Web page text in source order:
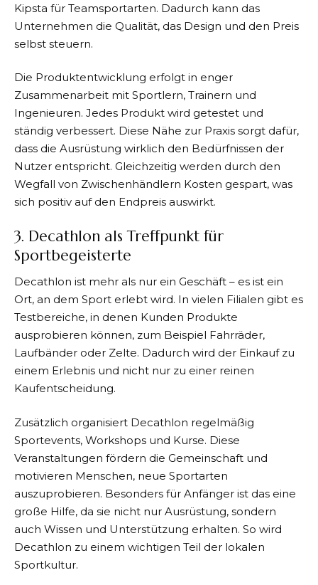
Kipsta für Teamsportarten. Dadurch kann das
Unternehmen die Qualität, das Design und den Preis
selbst steuern.
Die Produktentwicklung erfolgt in enger
Zusammenarbeit mit Sportlern, Trainern und
Ingenieuren. Jedes Produkt wird getestet und
ständig verbessert. Diese Nähe zur Praxis sorgt dafür,
dass die Ausrüstung wirklich den Bedürfnissen der
Nutzer entspricht. Gleichzeitig werden durch den
Wegfall von Zwischenhändlern Kosten gespart, was
sich positiv auf den Endpreis auswirkt.
3. Decathlon als Treffpunkt für
Sportbegeisterte
Decathlon ist mehr als nur ein Geschäft – es ist ein
Ort, an dem Sport erlebt wird. In vielen Filialen gibt es
Testbereiche, in denen Kunden Produkte
ausprobieren können, zum Beispiel Fahrräder,
Laufbänder oder Zelte. Dadurch wird der Einkauf zu
einem Erlebnis und nicht nur zu einer reinen
Kaufentscheidung.
Zusätzlich organisiert Decathlon regelmäßig
Sportevents, Workshops und Kurse. Diese
Veranstaltungen fördern die Gemeinschaft und
motivieren Menschen, neue Sportarten
auszuprobieren. Besonders für Anfänger ist das eine
große Hilfe, da sie nicht nur Ausrüstung, sondern
auch Wissen und Unterstützung erhalten. So wird
Decathlon zu einem wichtigen Teil der lokalen
Sportkultur.